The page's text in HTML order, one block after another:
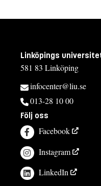
Linköpings
581 83 Linköping
infocenter@liu.se
013-28 10 00
Följ oss
Facebook
Instagram
LinkedIn